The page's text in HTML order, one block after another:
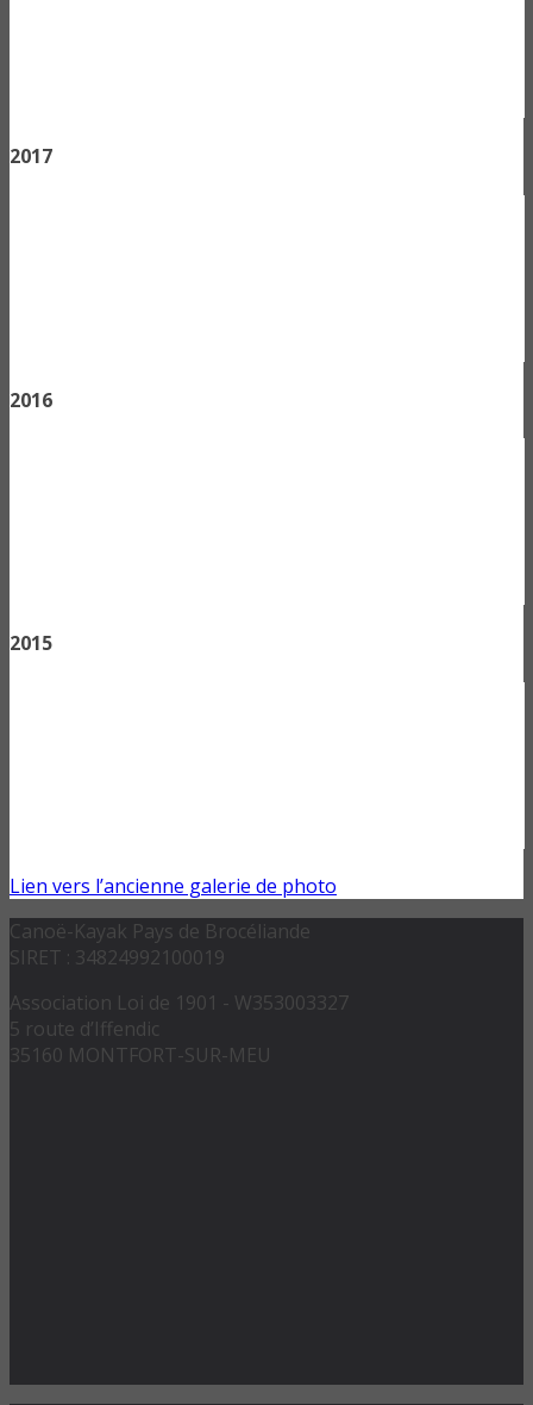
2017
2016
2015
Lien vers l’ancienne galerie de photo
Canoë-Kayak Pays de Brocéliande
SIRET : 34824992100019
Association Loi de 1901 - W353003327
5 route d’Iffendic
35160 MONTFORT-SUR-MEU